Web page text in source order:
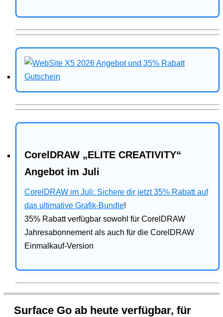
CorelDRAW „ELITE CREATIVITY“
Angebot im Juli
CorelDRAW im Juli: Sichere dir jetzt 35% Rabatt auf
das ultimative Grafik-Bundle!
35% Rabatt verfügbar sowohl für CorelDRAW
Jahresabonnement als auch für die CorelDRAW
Einmalkauf-Version
Surface Go ab heute verfügbar, für